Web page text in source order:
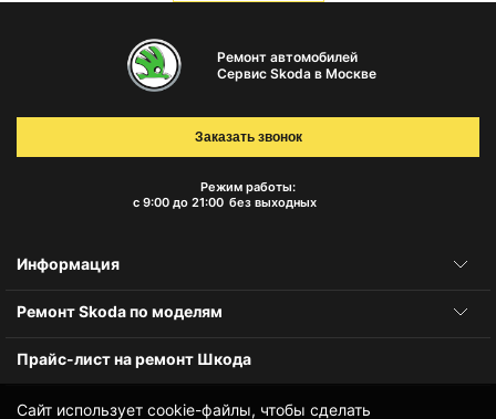
Сайт использует cookie-файлы, чтобы сделать
Ремонт автомобилей
Сервис Skoda в Москве
Режим работы:
с 9:00 до 21:00 без выходных
Заказать звонок
Информация
Ремонт Skoda по моделям
Прайс-лист на ремонт Шкода